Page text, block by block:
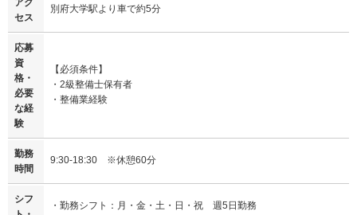
アク
セス
別府大学駅より車で約5分
応募
資
格・
必要
な経
験
【必須条件】
・2級整備士保有者
・整備業経験
勤務
時間
9:30-18:30 ※休憩60分
シフ
・勤務シフト：月・金・土・日・祝 週5日勤務